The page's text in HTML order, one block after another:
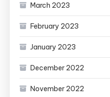
March 2023
February 2023
January 2023
December 2022
November 2022